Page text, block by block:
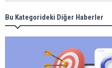
Bu Kategorideki Diğer Haberler